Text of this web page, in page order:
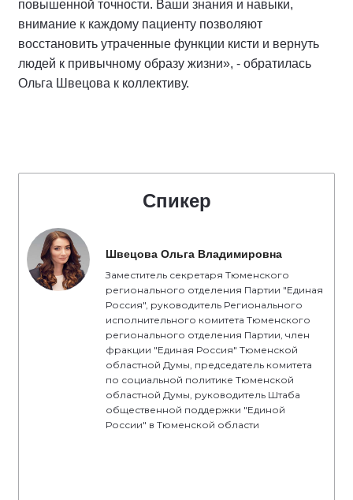
повышенной точности. Ваши знания и навыки,
внимание к каждому пациенту позволяют
восстановить утраченные функции кисти и вернуть
людей к привычному образу жизни», - обратилась
Ольга Швецова к коллективу.
Спикер
Швецова Ольга Владимировна
Заместитель секретаря Тюменского
регионального отделения Партии "Единая
Россия", руководитель Регионального
исполнительного комитета Тюменского
регионального отделения Партии, член
фракции "Единая Россия" Тюменской
областной Думы, председатель комитета
по социальной политике Тюменской
областной Думы, руководитель Штаба
общественной поддержки "Единой
России" в Тюменской области